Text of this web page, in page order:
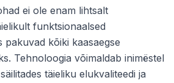
ei ole enam lihtsalt
funktsionaalsed
kõiki kaasaegse
Tehnoloogia võimaldab inimëstel
täieliku elukvaliteedi ja